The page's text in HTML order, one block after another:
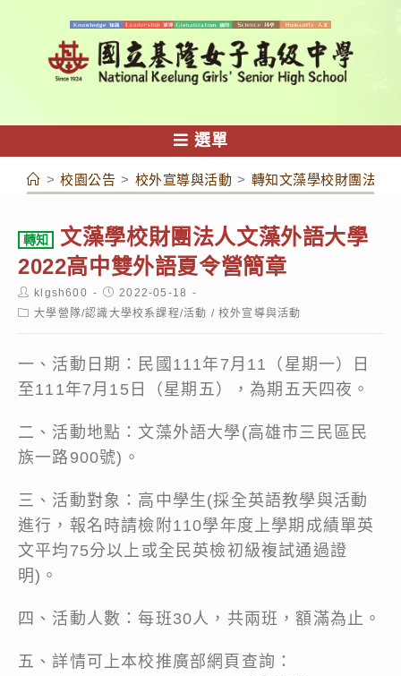
容
選單
> 校園公告 > 校外宣導與活動 > 轉知文藻學校財團法人
轉知
文藻學校財團法人文藻外語大學
2022高中雙外語夏令營簡章
Post
author:
klgsh600
Post
published:
2022-05-18
Post大學營隊/認識大學校系課程/活動 / 校外宣導與活動
一、活動日期：民國111年7月11（星期一）日
至111年7月15日（星期五），為期五天四夜。
二、活動地點：文藻外語大學(高雄市三民區民
族一路900號)。
三、活動對象：高中學生(採全英語教學與活動
進行，報名時請檢附110學年度上學期成績單英
文平均75分以上或全民英檢初級複試通過證
明)。
四、活動人數：每班30人，共兩班，額滿為止。
五、詳情可上本校推廣部網頁查詢：